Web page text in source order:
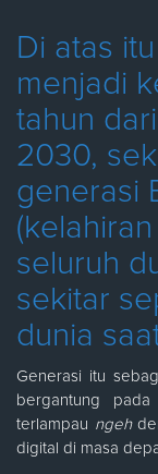
Di atas
menjadi
tahun
2030,
generasi
seluruh
sekitar
dunia
Generasi itu
bergantung
terlampau ngeh
digital di masa